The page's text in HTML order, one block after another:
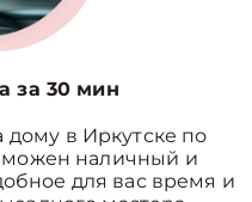
за 30 мин
дому в Иркутске по
наличный и
для вас время и